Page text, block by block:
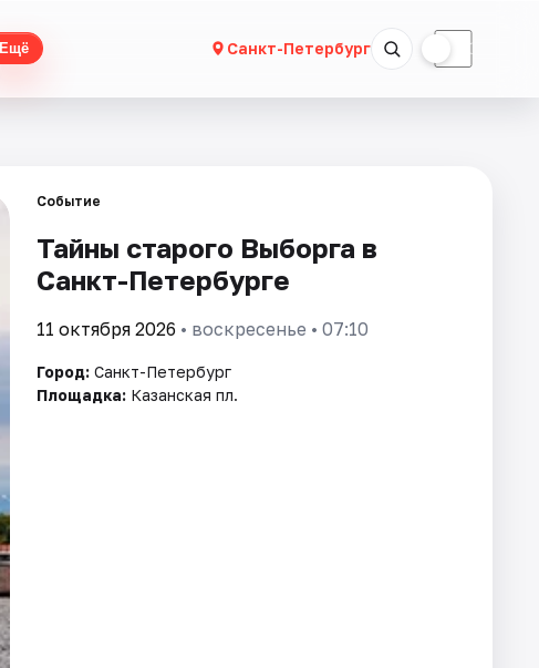
Ещё Санкт-Петербург ☾
Событие
Тайны старого Выборга в
Санкт-Петербурге
11 октября 2026 • воскресенье • 07:10
Город: Санкт-Петербург
Площадка: Казанская пл.